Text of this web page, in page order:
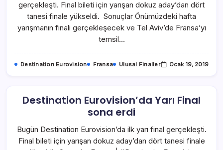
gerçekleşti. Final bileti için yarışan dokuz aday’dan dört
tanesi finale yükseldi. Sonuçlar Önümüzdeki hafta
yarışmanın finali gerçekleşecek ve Tel Aviv’de Fransa’yı
temsil…
Destination Eurovision Fransa Ulusal Finaller Ocak 19, 2019
Destination Eurovision’da Yarı Final
sona erdi
Bugün Destination Eurovision’da ilk yarı final gerçekleşti.
Final bileti için yarışan dokuz aday’dan dört tanesi finale